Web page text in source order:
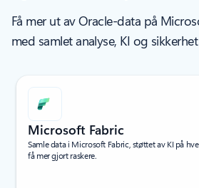
Få mer ut av Oracle-data på
med samlet analyse, KI og
Viser lysbilde 1 av 8
Microsoft Fabric
Samle data i Microsoft Fabric, støttet av KI på
få mer gjort raskere.